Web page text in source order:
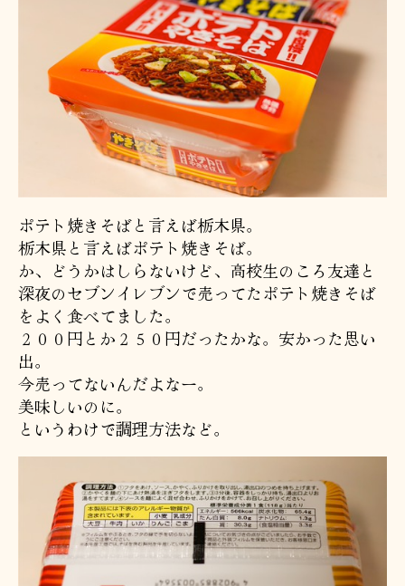
ポテト焼きそばと言えば栃木県。
栃木県と言えばポテト焼きそば。
か、どうかはしらないけど、高校生のころ友達と
深夜のセブンイレブンで売ってたポテト焼きそば
をよく食べてました。
２００円とか２５０円だったかな。安かった思い
出。
今売ってないんだよなー。
美味しいのに。
というわけで調理方法など。